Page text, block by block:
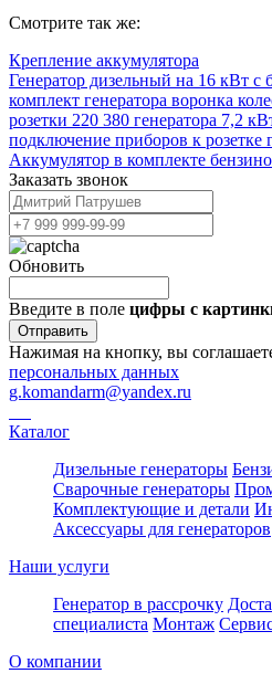
Смотрите так же:
Крепление аккумулятора
Генератор дизельный на 16 кВт с
комплект генератора воронка
розетки 220 380 генератора 7,2
подключение приборов к розетке
Аккумулятор в комплекте
Заказать звонок
Обновить
Введите в поле цифры c
Отправить
Нажимая на кнопку, вы
персональных данных
g.komandarm@yandex.ru
Каталог
Дизельные генераторы
Сварочные генераторы
Комплектующие и детали
Аксессуары для генераторов
Наши услуги
Генератор в рассрочку
специалиста Монтаж
О компании